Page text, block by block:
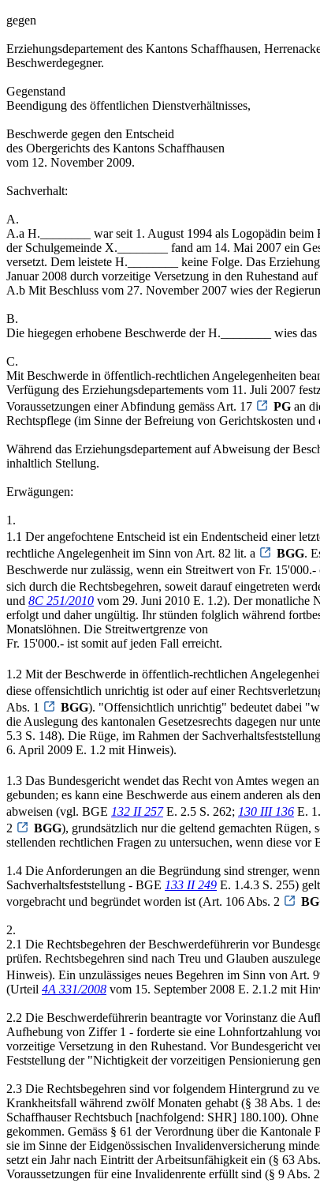
gegen
Erziehungsdepartement des Kantons Schaffhausen,
Beschwerdegegner.
Gegenstand
Beendigung des öffentlichen Dienstverhältnisses,
Beschwerde gegen den Entscheid
des Obergerichts des Kantons Schaffhausen
vom 12. November 2009.
Sachverhalt:
A.
A.a H.________ war seit 1. August 1994 als Logopädin beim
der Schulgemeinde X.________ fand am 14. Mai 2007 ein
versetzt. Dem leistete H.________ keine Folge. Das
Januar 2008 durch vorzeitige Versetzung in den Ruhestand
A.b Mit Beschluss vom 27. November 2007 wies der
B.
Die hiegegen erhobene Beschwerde der H.________ wies
C.
Mit Beschwerde in öffentlich-rechtlichen Angelegenheiten
Verfügung des Erziehungsdepartements vom 11. Juli 2007
Voraussetzungen einer Abfindung gemäss Art. 17
PG an
Rechtspflege (im Sinne der Befreiung von Gerichtskosten und
Während das Erziehungsdepartement auf Abweisung der
inhaltlich Stellung.
Erwägungen:
1.
1.1 Der angefochtene Entscheid ist ein Endentscheid einer
rechtliche Angelegenheit im Sinn von Art. 82 lit. a
BGG.
Beschwerde nur zulässig, wenn ein Streitwert von Fr.
sich durch die Rechtsbegehren, soweit darauf eingetreten
und 8C 251/2010 vom 29. Juni 2010 E. 1.2). Der monatliche
erfolgt und daher ungültig. Ihr stünden folglich während
Monatslöhnen. Die Streitwertgrenze von
Fr. 15'000.- ist somit auf jeden Fall erreicht.
1.2 Mit der Beschwerde in öffentlich-rechtlichen
diese offensichtlich unrichtig ist oder auf einer
Abs. 1
BGG). "Offensichtlich unrichtig" bedeutet dabei
die Auslegung des kantonalen Gesetzesrechts dagegen nur
5.3 S. 148). Die Rüge, im Rahmen der
6. April 2009 E. 1.2 mit Hinweis).
1.3 Das Bundesgericht wendet das Recht von Amtes wegen
gebunden; es kann eine Beschwerde aus einem anderen als
abweisen (vgl. BGE 132 II 257E. 2.5 S. 262; 130 III 136 E.
2
BGG), grundsätzlich nur die geltend gemachten
stellenden rechtlichen Fragen zu untersuchen, wenn diese
1.4 Die Anforderungen an die Begründung sind strenger,
Sachverhaltsfeststellung - BGE 133 II 249 E. 1.4.3 S. 255)
vorgebracht und begründet worden ist (Art. 106 Abs. 2
2.
2.1 Die Rechtsbegehren der Beschwerdeführerin vor
prüfen. Rechtsbegehren sind nach Treu und Glauben
Hinweis). Ein unzulässiges neues Begehren im Sinn von Art.
(Urteil 4A 331/2008 vom 15. September 2008 E. 2.1.2 mit
2.2 Die Beschwerdeführerin beantragte vor Vorinstanz die
Aufhebung von Ziffer 1 - forderte sie eine Lohnfortzahlung
vorzeitige Versetzung in den Ruhestand. Vor Bundesgericht
Feststellung der "Nichtigkeit der vorzeitigen Pensionierung
2.3 Die Rechtsbegehren sind vor folgendem Hintergrund zu
Krankheitsfall während zwölf Monaten gehabt (§ 38 Abs. 1
Schaffhauser Rechtsbuch [nachfolgend: SHR] 180.100).
gekommen. Gemäss § 61 der Verordnung über die
sie im Sinne der Eidgenössischen Invalidenversicherung
setzt ein Jahr nach Eintritt der Arbeitsunfähigkeit ein (§ 63
Voraussetzungen für eine Invalidenrente erfüllt sind (§ 9 Abs. 2